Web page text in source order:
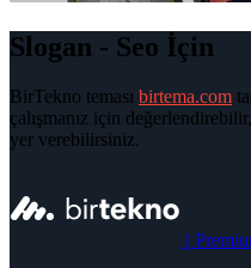
Slogan - Seo İçin
BirTekno teması birtema.com
çalışmanız için
yer verebilirsiniz.
|